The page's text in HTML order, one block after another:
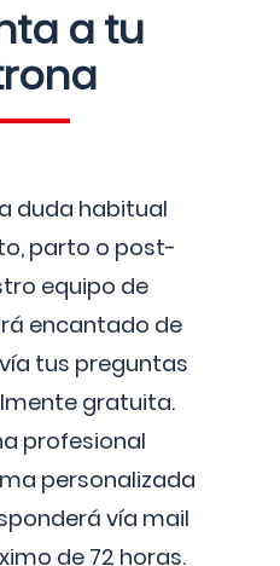
a tu
duda habitual
parto o post-
equipo de
encantado de
tus preguntas
gratuita.
profesional
personalizada
vía mail
de 72 horas.